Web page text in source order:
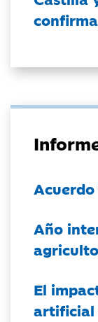
Año
El
artificial